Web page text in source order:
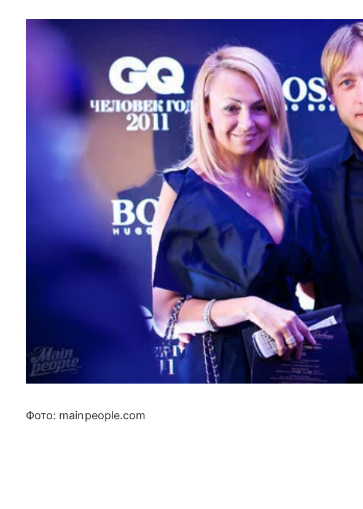
Фото: mainpeople.com